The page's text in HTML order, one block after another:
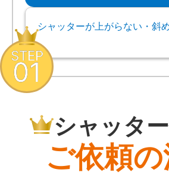
シャッターが上がらない・斜
シャッタ
ご依頼
STEP
01